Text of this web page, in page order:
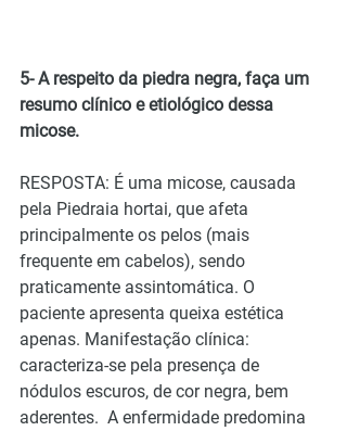
5- A respeito da piedra negra, faça um
resumo clínico e etiológico dessa
micose.
RESPOSTA: É uma micose, causada
pela Piedraia hortai, que afeta
principalmente os pelos (mais
frequente em cabelos), sendo
praticamente assintomática. O
paciente apresenta queixa estética
apenas. Manifestação clínica:
caracteriza-se pela presença de
nódulos escuros, de cor negra, bem
aderentes.  A enfermidade predomina